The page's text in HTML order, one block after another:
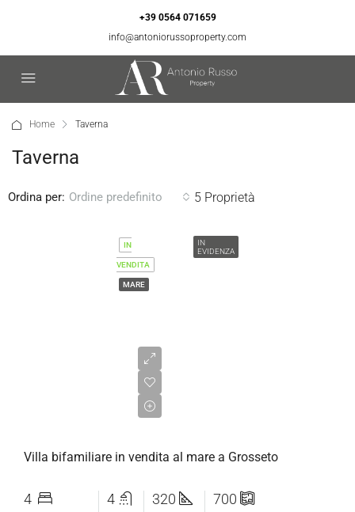
+39 0564 071659
info@antoniorussoproperty.com
Home Taverna
Taverna
5 Proprietà
Ordina per: Ordine predefinito
IN
EVIDENZA
IN
VENDITA
MARE
Villa bifamiliare in vendita al mare a Grosseto
4 4 320 700